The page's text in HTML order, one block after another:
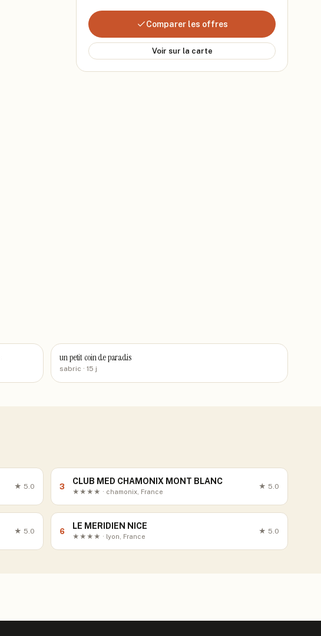
Comparer les offres
Voir sur la carte
un petit coin de paradis
sabric · 15 j
★ 5.0 3
CLUB MED CHAMONIX MONT BLANC
★★★★ · chamonix, France
★ 5.0
★ 5.0 6
LE MERIDIEN NICE
★★★★ · lyon, France
★ 5.0